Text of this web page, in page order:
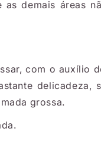
demais áreas
com o auxílio
delicadeza,
grossa.